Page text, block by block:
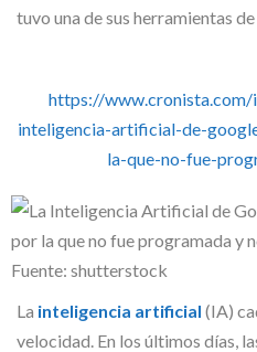
tuvo una de sus herramientas
https://
inteligencia-artificial-de-
la-que-no-fue-
Fuente: shutterstock
La inteligencia artificial (IA)
velocidad. En los últimos días,